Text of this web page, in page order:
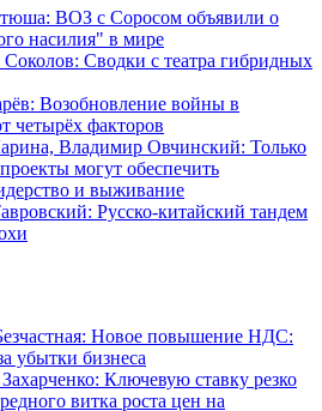
ВОЗ с Соросом объявили о
насилия" в мире
Сводки с театра гибридных
Возобновление войны в
четырёх факторов
Владимир Овчинский: Только
могут обеспечить
и выживание
Русско-китайский тандем
Новое повышение НДС:
убытки бизнеса
Ключевую ставку резко
витка роста цен на